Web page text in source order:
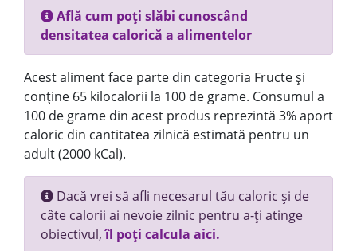
Află cum poți slăbi cunoscând
densitatea calorică a alimentelor
Acest aliment face parte din categoria Fructe și
conține 65 kilocalorii la 100 de grame. Consumul a
100 de grame din acest produs reprezintă 3% aport
caloric din cantitatea zilnică estimată pentru un
adult (2000 kCal).
Dacă vrei să afli necesarul tău caloric și de
câte calorii ai nevoie zilnic pentru a-ți atinge
obiectivul,îl poți calcula aici.